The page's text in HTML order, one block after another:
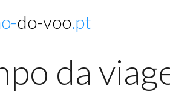
do-voo.pt
da